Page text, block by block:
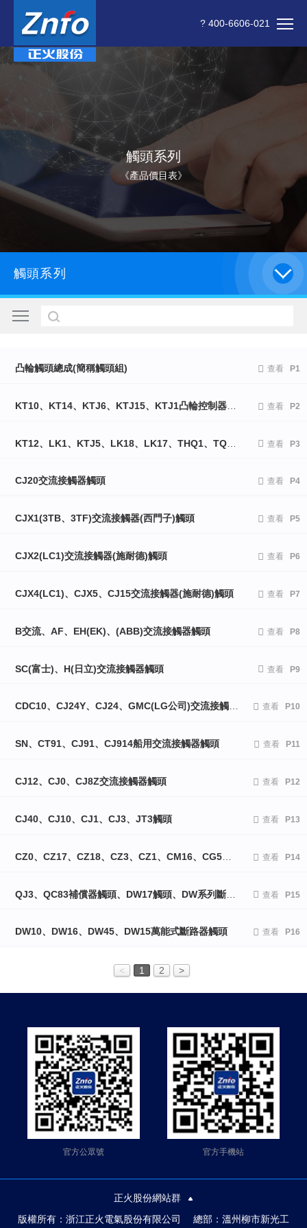
? 400-6606-021
觸頭系列
《產品價目表》
觸頭系列
凸輪觸頭總成(簡稱觸頭組)  查看 P1
 查看 P2
 查看 P3
CJ20交流接觸器觸頭  查看 P4
CJX1(3TB、3TF)交流接觸器(西門子)觸頭  查看 P5
CJX2(LC1)交流接觸器(施耐德)觸頭  查看 P6
CJX4(LC1)、CJX5、CJ15交流接觸器(施耐德)觸頭  查看 P7
B交流、AF、EH(EK)、(ABB)交流接觸器觸頭  查看 P8
SC(富士)、H(日立)交流接觸器觸頭  查看 P9
CDC10、CJ24Y、CJ24、GMC(LG公司)交流接觸器觸頭  查看 P10
SN、CT91、CJ91、CJ914船用交流接觸器觸頭  查看 P11
CJ12、CJ0、CJ8Z交流接觸器觸頭  查看 P12
CJ40、CJ10、CJ1、CJ3、JT3觸頭  查看 P13
 查看 P14
QJ3、QC83補償器觸頭、DW17觸頭、DW系列斷路器電機  查看 P15
DW10、DW16、DW45、DW15萬能式斷路器觸頭  查看 P16
< 1 2 >
官方公眾號 官方手機站
正火股份網站群
版權所有：浙江正火電氣股份有限公司 總部：溫州柳市新光工